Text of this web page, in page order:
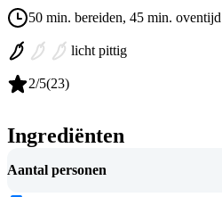
50 min. bereiden, 45 min. oventijd
licht pittig
2/5(23)
Ingrediënten
Aantal personen